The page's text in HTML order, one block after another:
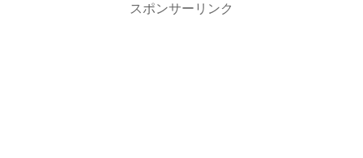
スポンサーリンク